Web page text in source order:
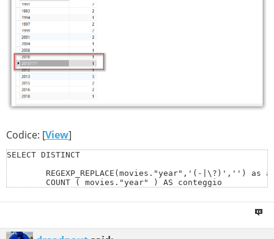
Codice: [View]
SELECT DISTINCT
	actors
WHERE